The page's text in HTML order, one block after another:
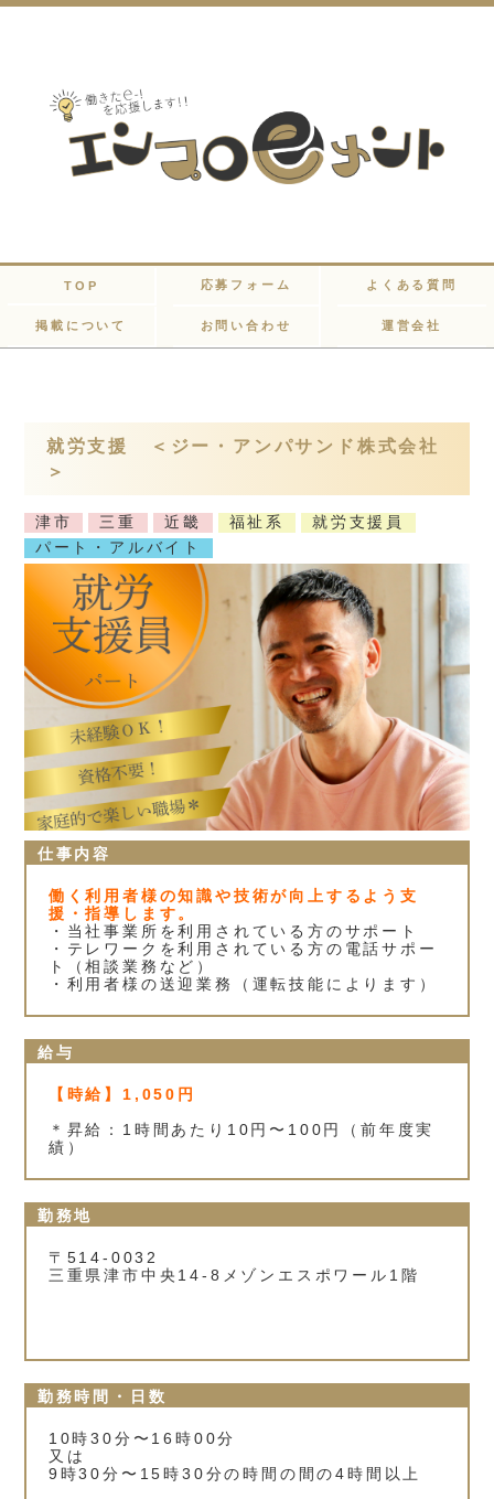
TOP 応募フォーム よくある質問
掲載について お問い合わせ 運営会社
就労支援 ＜ジー・アンパサンド株式会社
＞
津市 三重 近畿 福祉系
就労支援員
パート・アルバイト
仕事内容
働く利用者様の知識や技術が向上するよう支
援・指導します。
・当社事業所を利用されている方のサポート
・テレワークを利用されている方の電話サポー
ト（相談業務など）
・利用者様の送迎業務（運転技能によります）
給与
【時給】1,050円
＊昇給：1時間あたり10円〜100円（前年度実
績）
勤務地
〒514-0032
三重県津市中央14‐8メゾンエスポワール1階
勤務時間・日数
10時30分〜16時00分
又は
9時30分〜15時30分の時間の間の4時間以上